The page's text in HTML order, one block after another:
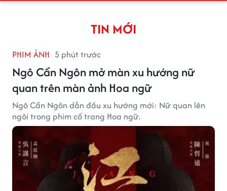
TIN MỚI
PHIM ẢNH 5 phút trước
Ngô Cẩn Ngôn mở màn xu hướng nữ
quan trên màn ảnh Hoa ngữ
Ngô Cẩn Ngôn dẫn đầu xu hướng mới: Nữ quan lên
ngôi trong phim cổ trang Hoa ngữ.